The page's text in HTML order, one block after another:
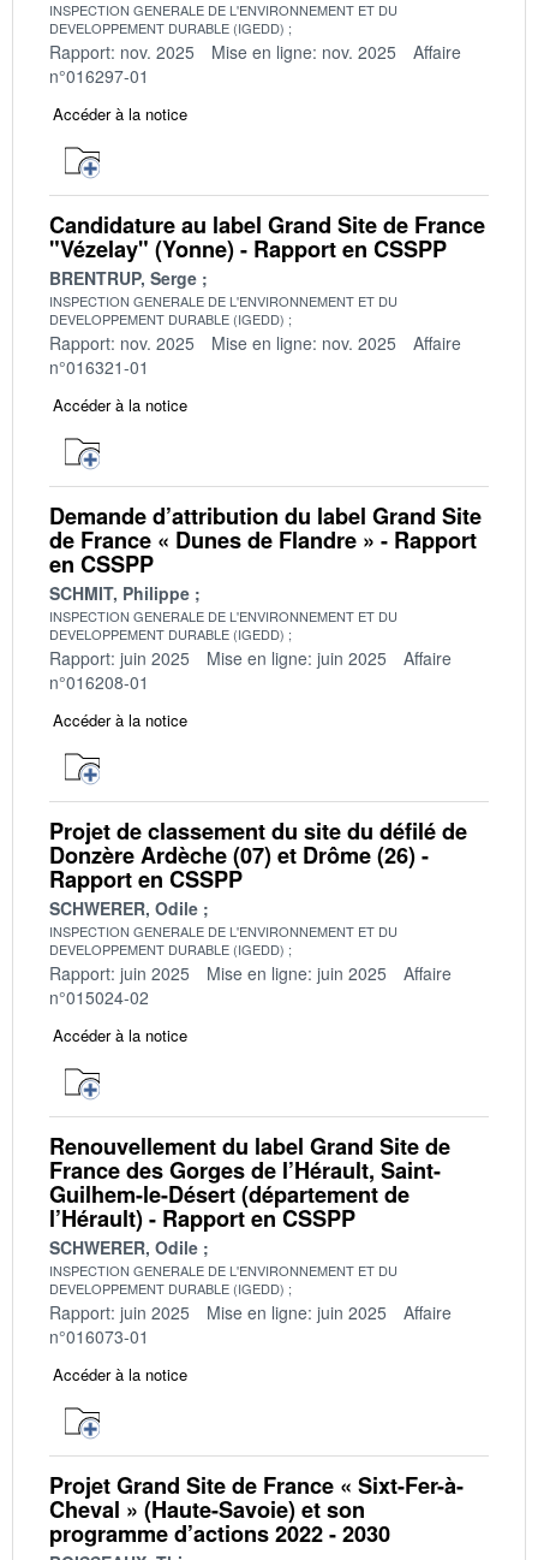
INSPECTION GENERALE DE L'ENVIRONNEMENT ET DU
DEVELOPPEMENT DURABLE (IGEDD)
Rapport: nov. 2025 Mise en ligne: nov. 2025
Affaire
n°016297-01
Accéder à la notice
Candidature au label Grand Site de France
"Vézelay" (Yonne) - Rapport en CSSPP
BRENTRUP, Serge
INSPECTION GENERALE DE L'ENVIRONNEMENT ET DU
DEVELOPPEMENT DURABLE (IGEDD)
Rapport: nov. 2025 Mise en ligne: nov. 2025
Affaire
n°016321-01
Accéder à la notice
Demande d’attribution du label Grand Site
de France « Dunes de Flandre » - Rapport
en CSSPP
SCHMIT, Philippe
INSPECTION GENERALE DE L'ENVIRONNEMENT ET DU
DEVELOPPEMENT DURABLE (IGEDD)
Rapport: juin 2025 Mise en ligne: juin 2025
Affaire
n°016208-01
Accéder à la notice
Projet de classement du site du défilé de
Donzère Ardèche (07) et Drôme (26) -
Rapport en CSSPP
SCHWERER, Odile
INSPECTION GENERALE DE L'ENVIRONNEMENT ET DU
DEVELOPPEMENT DURABLE (IGEDD)
Rapport: juin 2025 Mise en ligne: juin 2025
Affaire
n°015024-02
Accéder à la notice
Renouvellement du label Grand Site de
France des Gorges de l’Hérault, Saint-
Guilhem-le-Désert (département de
l’Hérault) - Rapport en CSSPP
SCHWERER, Odile
INSPECTION GENERALE DE L'ENVIRONNEMENT ET DU
DEVELOPPEMENT DURABLE (IGEDD)
Rapport: juin 2025 Mise en ligne: juin 2025
Affaire
n°016073-01
Accéder à la notice
Projet Grand Site de France « Sixt-Fer-à-
Cheval » (Haute-Savoie) et son
programme d’actions 2022 - 2030